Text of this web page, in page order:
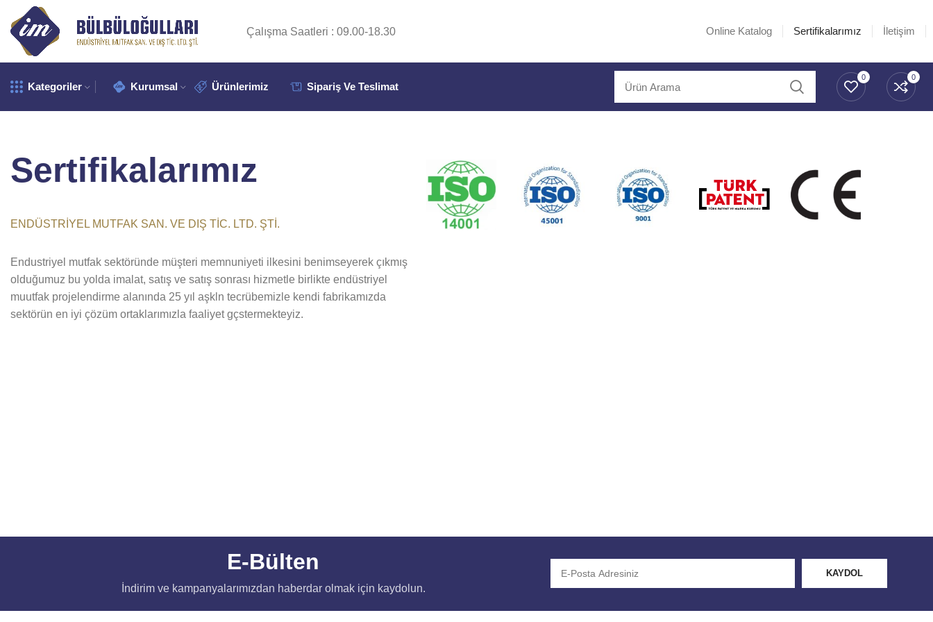
Çalışma Saatleri : 09.00-18.30 Online Katalog Sertifikalarımız İletişim
Kategoriler Kurumsal Ürünlerimiz Sipariş Ve Teslimat
0 0
Sertifikalarımız
ENDÜSTRİYEL MUTFAK SAN. VE DIŞ TİC. LTD. ŞTİ.
Endustriyel mutfak sektöründe müşteri memnuniyeti ilkesini benimseyerek çıkmış
olduğumuz bu yolda imalat, satış ve satış sonrası hizmetle birlikte endüstriyel
muutfak projelendirme alanında 25 yıl aşkln tecrübemizle kendi fabrikamızda
sektörün en iyi çözüm ortaklarımızla faaliyet gçstermekteyiz.
E-Bülten
İndirim ve kampanyalarımızdan haberdar olmak için kaydolun.